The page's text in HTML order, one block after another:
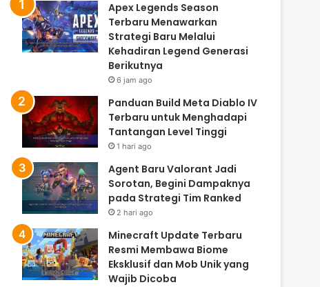
Apex Legends Season
Terbaru Menawarkan
Strategi Baru Melalui
Kehadiran Legend Generasi
Berikutnya
6 jam ago
Panduan Build Meta Diablo IV
Terbaru untuk Menghadapi
Tantangan Level Tinggi
1 hari ago
Agent Baru Valorant Jadi
Sorotan, Begini Dampaknya
pada Strategi Tim Ranked
2 hari ago
Minecraft Update Terbaru
Resmi Membawa Biome
Eksklusif dan Mob Unik yang
Wajib Dicoba